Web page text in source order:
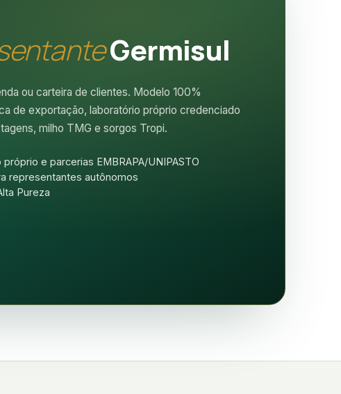
Germisul
ou carteira de clientes. Modelo 100%
de exportação, laboratório próprio credenciado
milho TMG e sorgos Tropi.
e parcerias EMBRAPA/UNIPASTO
representantes autônomos
Pureza